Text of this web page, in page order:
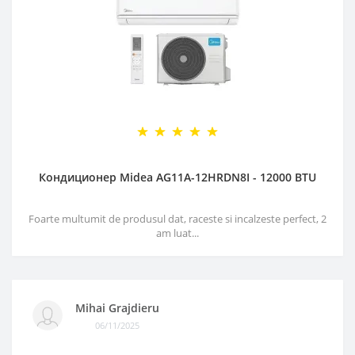
Кондиционер Midea AG11A-12HRDN8I - 12000 BTU
Foarte multumit de produsul dat, raceste si incalzeste perfect, 2
am luat...
Mihai Grajdieru
06/11/2025